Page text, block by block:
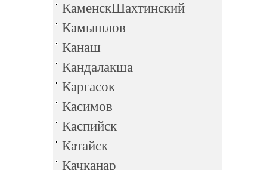
КаменскШахтинский
Камышлов
Канаш
Кандалакша
Каргасок
Касимов
Каспийск
Катайск
Качканар